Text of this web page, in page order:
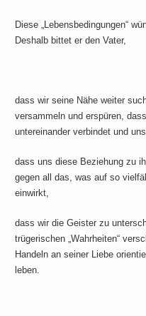
Diese „Lebensbedingungen“
Deshalb bittet er den Vater,
dass wir seine Nähe weiter
versammeln und erspüren,
untereinander verbindet und
dass uns diese Beziehung zu
gegen all das, was auf so
einwirkt,
dass wir die Geister zu
trügerischen „Wahrheiten“
Handeln an seiner Liebe
leben.